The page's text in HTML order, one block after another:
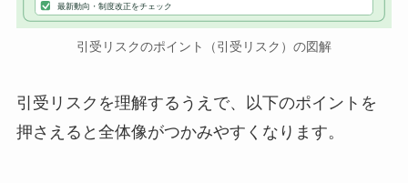
最新動向・制度改正をチェック
引受リスクのポイント（引受リスク）の図解
引受リスクを理解するうえで、以下のポイントを
押さえると全体像がつかみやすくなります。